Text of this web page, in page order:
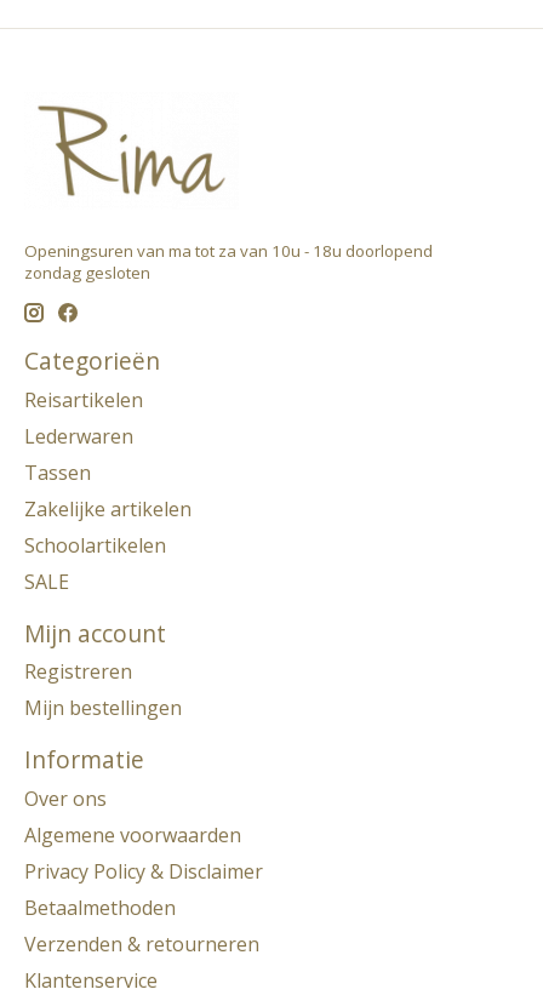
Openingsuren van ma tot za van 10u - 18u doorlopend ​
zondag gesloten
Categorieën
Reisartikelen
Lederwaren
Tassen
Zakelijke artikelen
Schoolartikelen
SALE
Mijn account
Registreren
Mijn bestellingen
Informatie
Over ons
Algemene voorwaarden
Privacy Policy & Disclaimer
Betaalmethoden
Verzenden & retourneren
Klantenservice